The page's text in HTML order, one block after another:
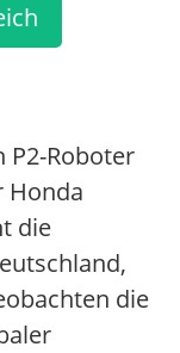
P2-Roboter
Honda
die
die